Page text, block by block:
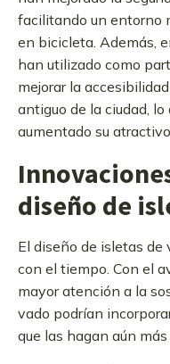
facilitando un entorno
en bicicleta. Además,
han utilizado como
mejorar la
antiguo de la ciudad,
aumentado su
diseño de
El diseño de isletas
con el tiempo. Con el
mayor atención a la
vado podrían
que las hagan aún